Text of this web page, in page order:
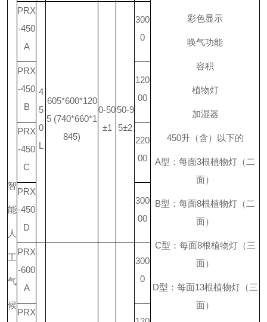
智
能
人
工
气
候
彩色显示
唤气功能
容积
植物灯
加湿器
450升（含）以下的
A型：每面3根植物灯（二
面）
B型：每面8根植物灯（二
面）
C型：每面8根植物灯（三
面）
D型：每面13根植物灯（三
面）
PRX
-450
A
4
5
0
L
605*600*120
5 (740*660*1
845)
0-50
±1
50-9
5±2
300
0
PRX
-450
B
120
00
PRX
-450
C
220
00
PRX
-450
D
300
00
PRX
-600
A
300
0
PRX